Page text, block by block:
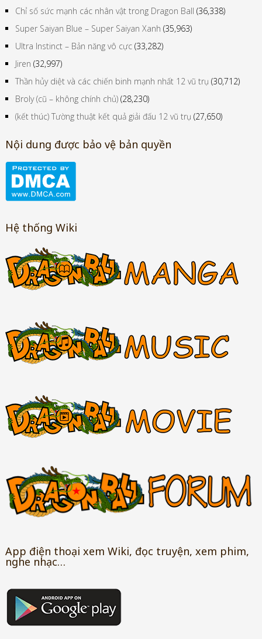
Chỉ số sức mạnh các nhân vật trong Dragon Ball (36,338)
Super Saiyan Blue – Super Saiyan Xanh (35,963)
Ultra Instinct – Bản năng vô cực (33,282)
Jiren (32,997)
Thần hủy diệt và các chiến binh mạnh nhất 12 vũ trụ (30,712)
Broly (cũ – không chính chủ) (28,230)
(kết thúc) Tường thuật kết quả giải đấu 12 vũ trụ (27,650)
Nội dung được bảo vệ bản quyền
Hệ thống Wiki
App điện thoại xem Wiki, đọc truyện, xem phim,
nghe nhạc…